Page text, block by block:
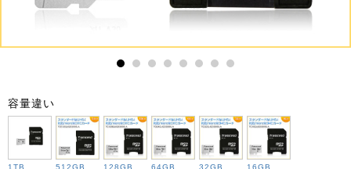
容量違い
1TB 512GB 128GB 64GB 32GB 16GB